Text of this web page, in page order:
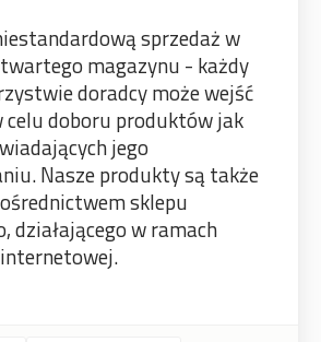
sprzedaż w
magazynu - każdy
doradcy może wejść
celu doboru produktów jak
jego
Nasze produkty są także
sklepu
działającego w ramach